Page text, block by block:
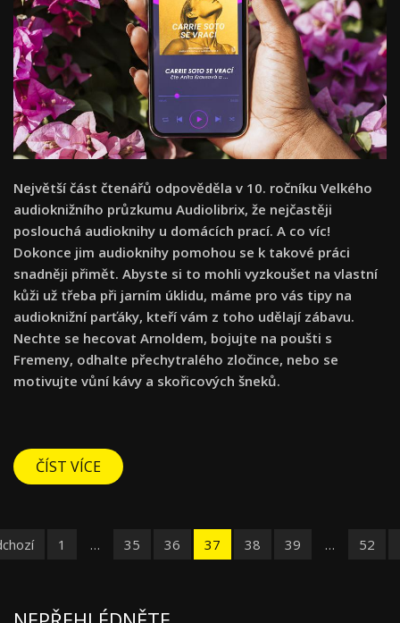
Největší část čtenářů odpověděla v 10. ročníku Velkého
audioknižního průzkumu Audiolibrix, že nejčastěji
poslouchá audioknihy u domácích prací. A co víc!
Dokonce jim audioknihy pomohou se k takové práci
snadněji přimět. Abyste si to mohli vyzkoušet na vlastní
kůži už třeba při jarním úklidu, máme pro vás tipy na
audioknižní parťáky, kteří vám z toho udělají zábavu.
Nechte se hecovat Arnoldem, bojujte na poušti s
Fremeny, odhalte přechytralého zločince, nebo se
motivujte vůní kávy a skořicových šneků.
ČÍST VÍCE
1 … 35 36 37 38 39 … 52